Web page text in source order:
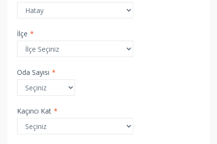
İlçe *
Oda Sayısı *
Kaçıncı Kat *